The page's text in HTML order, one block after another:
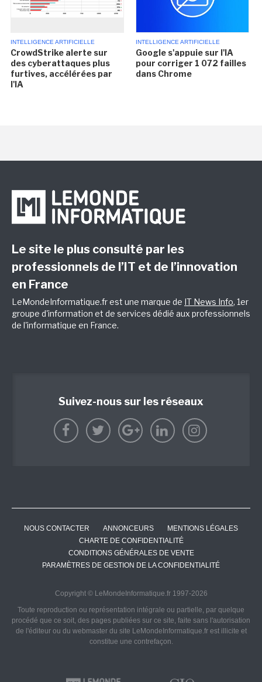
INTELLIGENCE ARTIFICIELLE
CrowdStrike alerte sur
des cyberattaques plus
furtives, accélérées par
l'IA
INTELLIGENCE ARTIFICIELLE
Google s'appuie sur l'IA
pour corriger 1 072 failles
dans Chrome
Le site le plus consulté par les
professionnels de l’IT et de l’innovation
en France
LeMondeInformatique.fr est une marque de IT News Info, 1er
groupe d'information et de services dédié aux professionnels
de l'informatique en France.
Suivez-nous sur les réseaux
NOUS CONTACTER ANNONCEURS
MENTIONS LÉGALES
CHARTE DE CONFIDENTIALITÉ
CONDITIONS GÉNÉRALES DE VENTE
PARAMÈTRES DE GESTION DE LA CONFIDENTIALITÉ
Copyright © LeMondeInformatique.fr 1997-2026
Toute reproduction ou représentation intégrale ou partielle, par quelque
procédé que ce soit, des pages publiées sur ce site, faite sans l'autorisation
de l'éditeur ou du webmaster du site LeMondeInformatique.fr est illicite et
constitue une contrefaçon.